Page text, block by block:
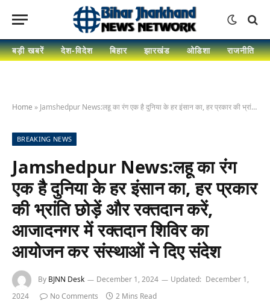
बड़ी खबरें देश-विदेश बिहार झारखंड ओडिशा राजनीति
Home » Jamshedpur News:लहू का रंग एक है दुनिया के हर इंसान का, हर प्रकार की भ्रांति छोड़ें और रक्तदान करें, आजादनगर में रक्तदान शिविर का आयोजन कर संस्थाओं ने दिए संदेश
BREAKING NEWS
Jamshedpur News:लहू का रंग
एक है दुनिया के हर इंसान का, हर प्रकार
की भ्रांति छोड़ें और रक्तदान करें,
आजादनगर में रक्तदान शिविर का
आयोजन कर संस्थाओं ने दिए संदेश
By BJNN Desk December 1, 2024 Updated: December 1,
2024
No Comments 2 Mins Read